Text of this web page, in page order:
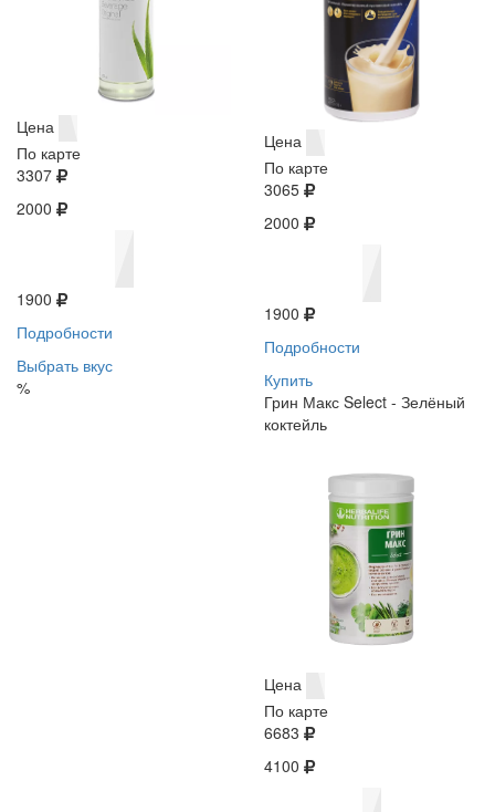
Цена
По карте
3307
2000
1900
Подробности
Выбрать вкус
%
Цена
По карте
3065
2000
1900
Подробности
Купить
Грин Макс Select - Зелёный
коктейль
Цена
По карте
6683
4100